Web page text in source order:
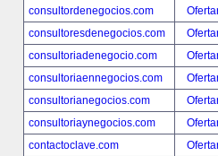
consultordenegocios.com
consultoresdenegocios.com
consultoriadenegocio.com
consultoriaennegocios.com
consultorianegocios.com
consultoriaynegocios.com
contactoclave.com